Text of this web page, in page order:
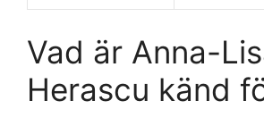
Vad är Anna-
Herascu känd